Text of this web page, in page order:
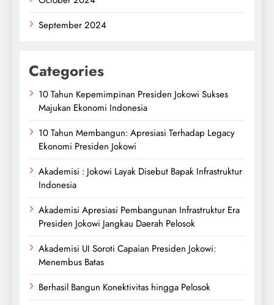
September 2024
Categories
10 Tahun Kepemimpinan Presiden Jokowi Sukses
Majukan Ekonomi Indonesia
10 Tahun Membangun: Apresiasi Terhadap Legacy
Ekonomi Presiden Jokowi
Akademisi : Jokowi Layak Disebut Bapak Infrastruktur
Indonesia
Akademisi Apresiasi Pembangunan Infrastruktur Era
Presiden Jokowi Jangkau Daerah Pelosok
Akademisi UI Soroti Capaian Presiden Jokowi:
Menembus Batas
Berhasil Bangun Konektivitas hingga Pelosok